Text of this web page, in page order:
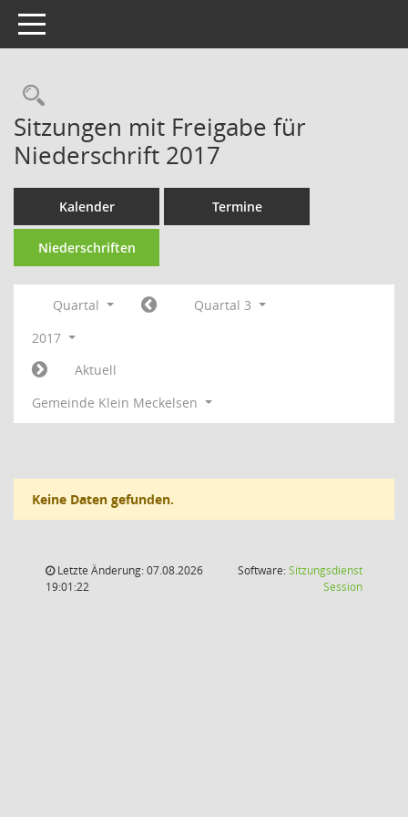
Toggle navigation
Rechercheauswahl
Sitzungen mit Freigabe für
Niederschrift 2017
Kalender Termine
Niederschriften
Quartal
Quartal 3
2017
Aktuell
Gemeinde Klein Meckelsen
Keine Daten gefunden.
Letzte Änderung: 07.08.2026
19:01:22
Software:Sitzungsdienst
Session(Wird in